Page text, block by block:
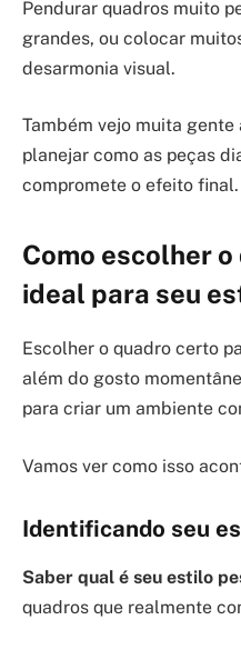
Pendurar quadros muito
grandes, ou colocar
desarmonia visual.
Também vejo muita
planejar como as peças
compromete o efeito final.
Como escolher
ideal para seu
Escolher o quadro certo
além do gosto
para criar um ambiente
Vamos ver como isso
Identificando seu
Saber qual é seu estilo
quadros que realmente